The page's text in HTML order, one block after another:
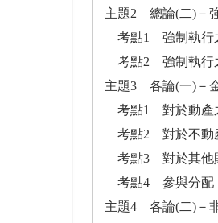
主題2 總論(二)－
考點1 強制執行
考點2 強制執行
主題3 各論(一)－
考點1 對於動產
考點2 對於不動
考點3 對於其他
考點4 參與分配
主題4 各論(二)－